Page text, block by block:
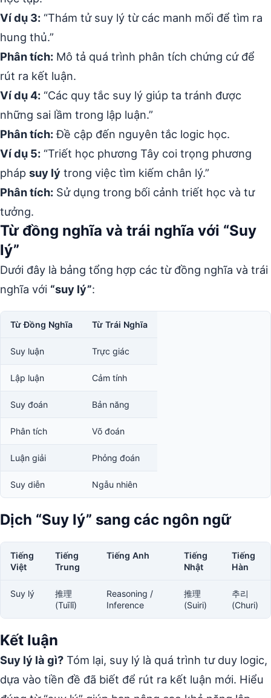
Ví dụ 3: “Thám tử suy lý từ các manh mối để tìm ra
hung thủ.”
Phân tích: Mô tả quá trình phân tích chứng cứ để
rút ra kết luận.
Ví dụ 4: “Các quy tắc suy lý giúp ta tránh được
những sai lầm trong lập luận.”
Phân tích:Đề cập đến nguyên tắc logic học.
Ví dụ 5: “Triết học phương Tây coi trọng phương
pháp suy lý trong việc tìm kiếm chân lý.”
Phân tích: Sử dụng trong bối cảnh triết học và tư
tưởng.
Từ đồng nghĩa và trái nghĩa với “Suy
lý”
Dưới đây là bảng tổng hợp các từ đồng nghĩa và trái
nghĩa với “suy lý”:
Từ Đồng Nghĩa Từ Trái Nghĩa
Suy luận Trực giác
Lập luận Cảm tính
Suy đoán Bản năng
Phân tích Võ đoán
Luận giải Phỏng đoán
Suy diễn Ngẫu nhiên
Dịch “Suy lý” sang các ngôn ngữ
Tiếng
Việt
Tiếng
Trung
Tiếng Anh
Tiếng
Nhật
Tiếng
Hàn
Suy lý
推理
(Tuīlǐ)
Reasoning /
Inference
推理
(Suiri)
추리
(Churi)
Kết luận
Suy lý là gì? Tóm lại, suy lý là quá trình tư duy logic,
dựa vào tiền đề đã biết để rút ra kết luận mới. Hiểu